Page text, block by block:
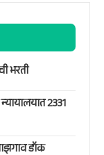
भरती
2331
डॉक